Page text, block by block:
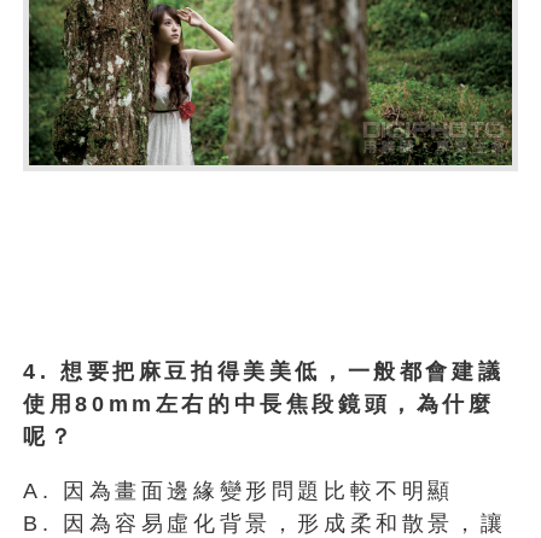
4. 想要把麻豆拍得美美低，一般都會建議
使用80mm左右的中長焦段鏡頭，為什麼
呢？
A. 因為畫面邊緣變形問題比較不明顯
B. 因為容易虛化背景，形成柔和散景，讓